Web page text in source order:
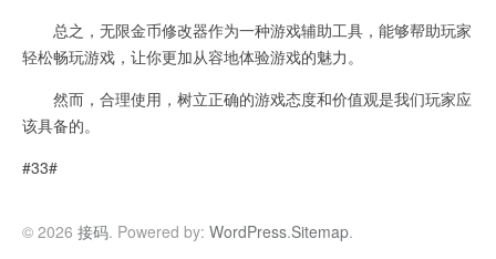
总之，无限金币修改器作为一种游戏辅助工具，能够帮助玩家
轻松畅玩游戏，让你更加从容地体验游戏的魅力。
然而，合理使用，树立正确的游戏态度和价值观是我们玩家应
该具备的。
#33#
© 2026 接码. Powered by: WordPress.Sitemap.